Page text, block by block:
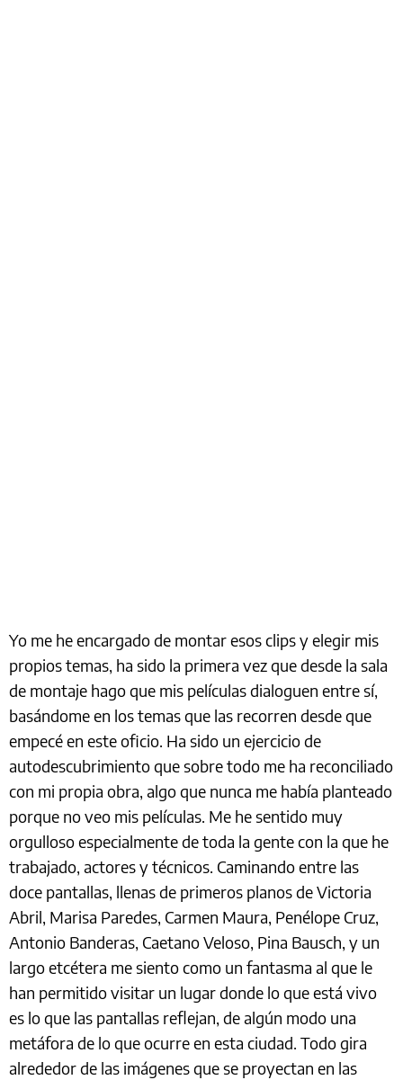
Yo me he encargado de montar esos clips y elegir mis
propios temas, ha sido la primera vez que desde la sala
de montaje hago que mis películas dialoguen entre sí,
basándome en los temas que las recorren desde que
empecé en este oficio. Ha sido un ejercicio de
autodescubrimiento que sobre todo me ha reconciliado
con mi propia obra, algo que nunca me había planteado
porque no veo mis películas. Me he sentido muy
orgulloso especialmente de toda la gente con la que he
trabajado, actores y técnicos. Caminando entre las
doce pantallas, llenas de primeros planos de Victoria
Abril, Marisa Paredes, Carmen Maura, Penélope Cruz,
Antonio Banderas, Caetano Veloso, Pina Bausch, y un
largo etcétera me siento como un fantasma al que le
han permitido visitar un lugar donde lo que está vivo
es lo que las pantallas reflejan, de algún modo una
metáfora de lo que ocurre en esta ciudad. Todo gira
alrededor de las imágenes que se proyectan en las